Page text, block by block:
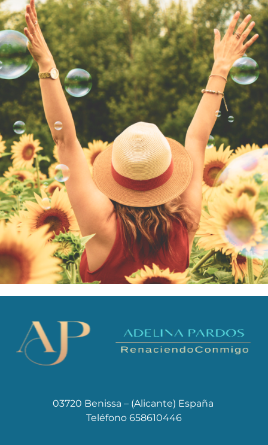
03720 Benissa – (Alicante) España
Teléfono 658610446